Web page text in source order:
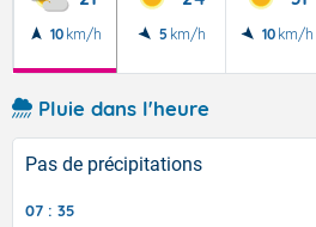
10 km/h 5 km/h 10 km/h
Pluie dans l'heure
Pas de précipitations
07 : 35